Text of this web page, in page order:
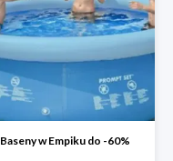
Baseny w Empiku do -60%